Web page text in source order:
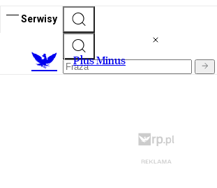
Serwisy
Plus Minus